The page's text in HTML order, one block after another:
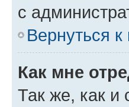
с
Вернуться к
Как мне
Так же, как и